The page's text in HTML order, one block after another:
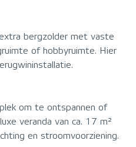
bergzolder met vaste
of hobbyruimte. Hier
om te ontspannen of
veranda van ca. 17 m²
en stroomvoorziening.